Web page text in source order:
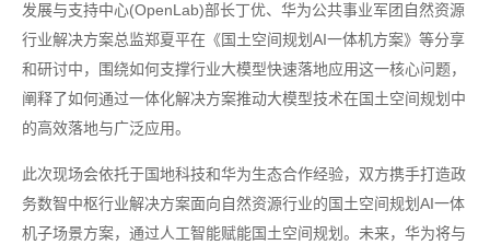
发展与支持中心(OpenLab)部长丁优、华为公共事业军团自然资源
行业解决方案总监郑夏平在《国土空间规划AI一体机方案》等分享
和研讨中，围绕如何支撑行业大模型快速落地应用这一核心问题，
阐释了如何通过一体化解决方案推动大模型技术在国土空间规划中
的高效落地与广泛应用。
此次现场会依托于国地科技和华为生态合作经验，双方携手打造政
务数智中枢行业解决方案面向自然资源行业的国土空间规划AI一体
机子场景方案，通过人工智能赋能国土空间规划。未来，华为将与